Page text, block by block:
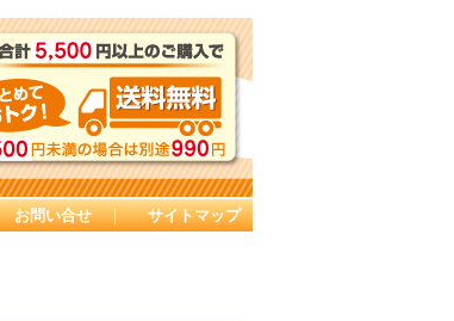
お問い合せ ｜ サイトマップ